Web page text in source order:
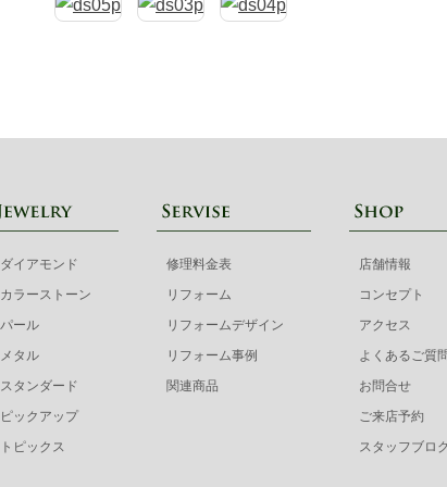
ダイアモンド
カラーストーン
パール
メタル
スタンダード
ピックアップ
トピックス
修理料金表
リフォーム
リフォームデザイン
リフォーム事例
関連商品
店舗情報
コンセプト
アクセス
よくあるご質
お問合せ
ご来店予約
スタッフブロ